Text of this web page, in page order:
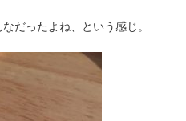
だったよね、という感じ。